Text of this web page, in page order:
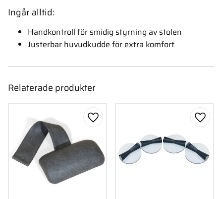
Ingår alltid:
Handkontroll för smidig styrning av stolen
Justerbar huvudkudde för extra komfort
Relaterade produkter
Lägg till i favoriter Lägg